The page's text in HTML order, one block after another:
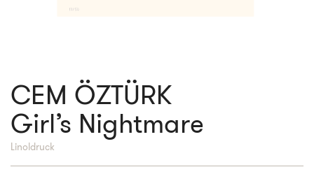
CEM ÖZTÜRK
Girl’s Nightmare
Linoldruck